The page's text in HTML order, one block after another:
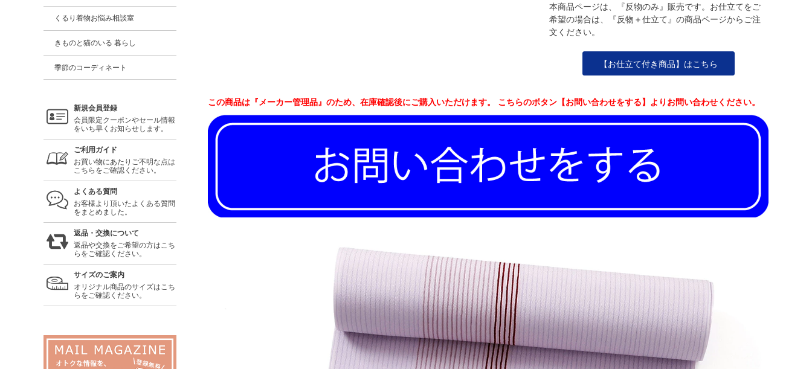
くるり着物お悩み相談室
きものと猫のいる 暮らし
季節のコーディネート
新規会員登録
会員限定クーポンやセール情報
をいち早くお知らせします。
ご利用ガイド
お買い物にあたりご不明な点は
こちらをご確認ください。
よくある質問
お客様より頂いたよくある質問
をまとめました。
返品・交換について
返品や交換をご希望の方はこち
らをご確認ください。
サイズのご案内
オリジナル商品のサイズはこち
らをご確認ください。
本商品ページは、『反物のみ』販売です。お仕立てをご
希望の場合は、『反物＋仕立て』の商品ページからご注
文ください。
【お仕立て付き商品】はこちら
この商品は『メーカー管理品』のため、在庫確認後にご購入いただけます。 こちらのボタン【お問い合わせをする】よりお問い合わせください。